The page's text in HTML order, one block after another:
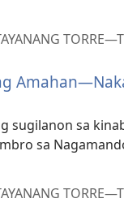
sugilanon sa
sa